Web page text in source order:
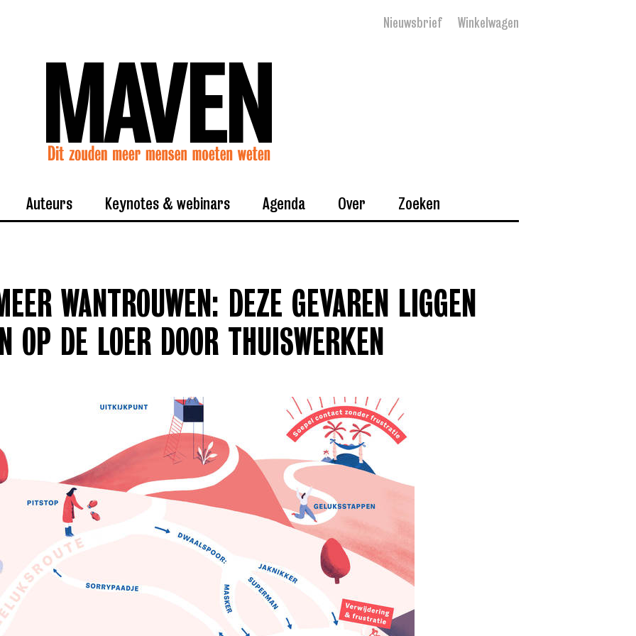
Nieuwsbrief Winkelwagen
Auteurs Keynotes & webinars Agenda Over Zoeken
WANTROUWEN: DEZE GEVAREN LIGGEN
OP DE LOER DOOR THUISWERKEN